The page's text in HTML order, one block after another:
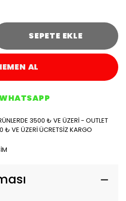
SEPETE EKLE
AL
3500 ₺ VE ÜZERİ - OUTLET
₺ VE ÜZERİ ÜCRETSİZ KARGO